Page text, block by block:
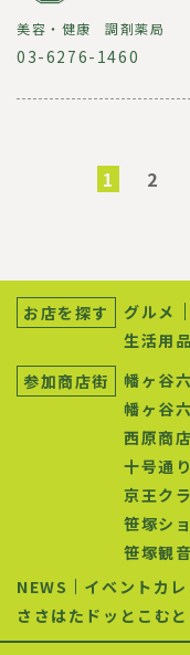
美容・健康 調剤薬局
03-6276-1460
カ
レ
ー
ジ
1 ペ
2
ナ
ゲ
ー
お店を探す グルメ
生活用品
参加商店街
幡ヶ谷
幡ヶ谷
西原商
十号通
京王ク
笹塚シ
笹塚観
NEWS
イベントカ
ささはたドッとこむ